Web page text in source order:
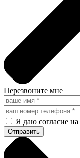
Перезвоните мне
Я даю согласие на